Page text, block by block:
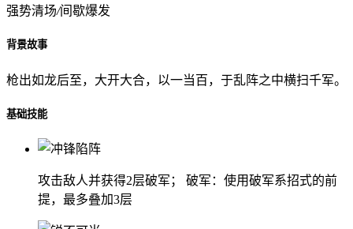
强势清场/间歇爆发
背景故事
枪出如龙后至，大开大合，以一当百，于乱阵之中横扫千军。
基础技能
攻击敌人并获得2层破军； 破军：使用破军系招式的前
提，最多叠加3层